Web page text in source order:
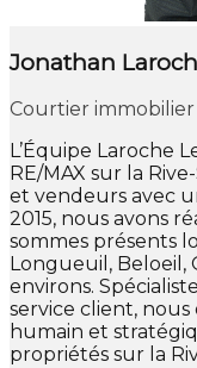
Jonathan
Courtier immobilier
L’Équipe Laroche
RE/MAX sur la
et vendeurs avec
2015, nous avons
sommes présents
Longueuil,
environs.
service client,
humain et
propriétés sur la